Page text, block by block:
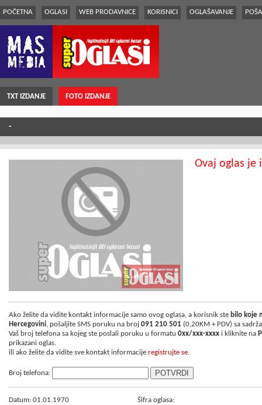
POČETNA OGLASI WEB PRODAVNICE KORISNICI OGLAŠAVANJE
TXT IZDANJE FOTO IZDANJE
-
Ovaj oglas je
Ako želite da vidite kontakt informacije samo ovog oglasa, a korisnik ste bilo koje
Hercegovini, pošaljite SMS poruku na broj 091 210 501 (0,20KM + PDV) sa
Vaš broj telefona sa kojeg ste poslali poruku u formatu 0xx/xxx-xxxx i kliknite na
prikazani oglas.
ili ako želite da vidite sve kontakt informacije registrujte se.
Broj telefona:
Datum: 01.01.1970
Šifra oglasa: